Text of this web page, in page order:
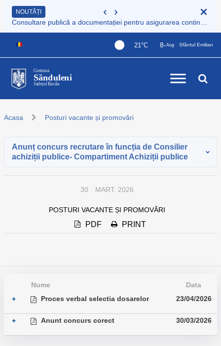
NOUTĂȚI
21°C 8-Aug Sfântul Emilian
Comuna
Sănduleni
Județul Bacău
Acasa Posturi vacante și promovări
Anunț concurs recrutare în funcția de Consilier
achiziții publice- Compartiment Achiziții publice
30 MART. 2026
POSTURI VACANTE ȘI PROMOVĂRI
PDF PRINT
Nume
Data
+
Proces verbal selectia dosarelor 23/04/2026
+ Anunt concurs corect 30/03/2026